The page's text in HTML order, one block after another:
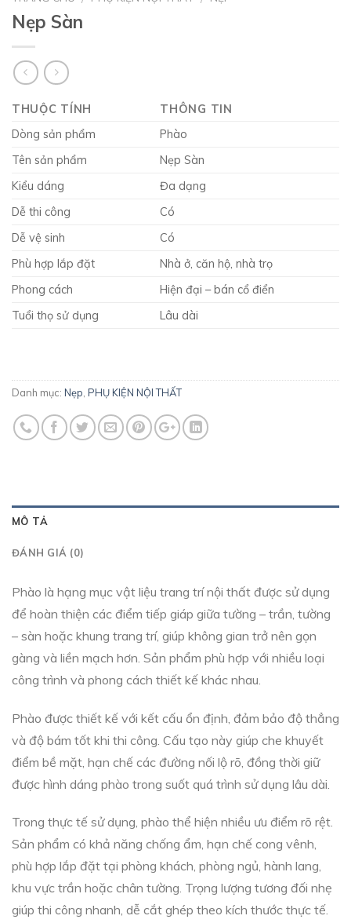
Nẹp Sàn
THUỘC TÍNH
THÔNG TIN
Dòng sản phẩm
Phào
Tên sản phẩm
Nẹp Sàn
Kiểu dáng
Đa dạng
Dễ thi công
Có
Dễ vệ sinh
Có
Phù hợp lắp đặt
Nhà ở, căn hộ, nhà trọ
Phong cách
Hiện đại – bán cổ điển
Tuổi thọ sử dụng
Lâu dài
Danh mục: Nẹp PHỤ KIỆN NỘI THẤT
MÔ TẢ
ĐÁNH GIÁ (0)
Phào là hạng mục vật liệu trang trí nội thất được sử dụng
để hoàn thiện các điểm tiếp giáp giữa tường – trần, tường
– sàn hoặc khung trang trí, giúp không gian trở nên gọn
gàng và liền mạch hơn. Sản phẩm phù hợp với nhiều loại
công trình và phong cách thiết kế khác nhau.
Phào được thiết kế với kết cấu ổn định, đảm bảo độ thẳng
và độ bám tốt khi thi công. Cấu tạo này giúp che khuyết
điểm bề mặt, hạn chế các đường nối lộ rõ, đồng thời giữ
được hình dáng phào trong suốt quá trình sử dụng lâu dài.
Trong thực tế sử dụng, phào thể hiện nhiều ưu điểm rõ rệt.
Sản phẩm có khả năng chống ẩm, hạn chế cong vênh,
phù hợp lắp đặt tại phòng khách, phòng ngủ, hành lang,
khu vực trần hoặc chân tường. Trọng lượng tương đối nhẹ
giúp thi công nhanh, dễ cắt ghép theo kích thước thực tế.